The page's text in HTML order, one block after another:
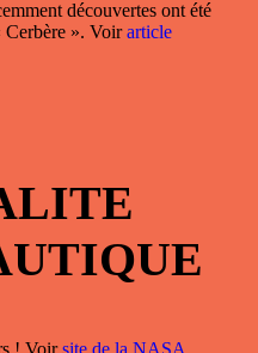
découvertes ont été
Cerbère ». Voirarticle